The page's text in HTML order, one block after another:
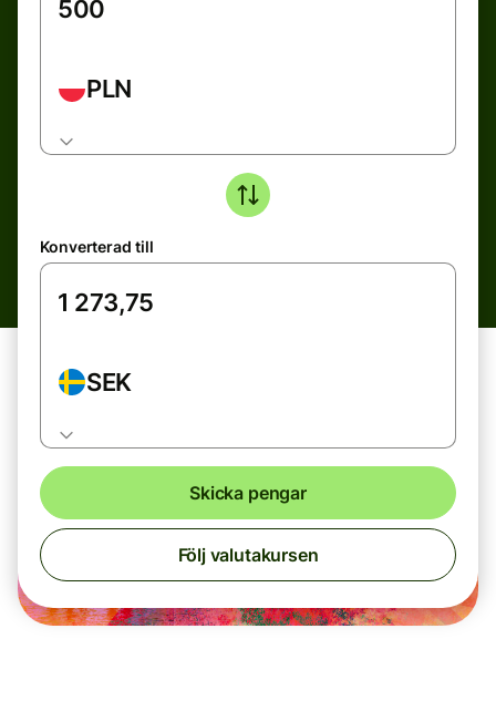
PLN
Konverterad till
SEK
Skicka pengar
Följ valutakursen